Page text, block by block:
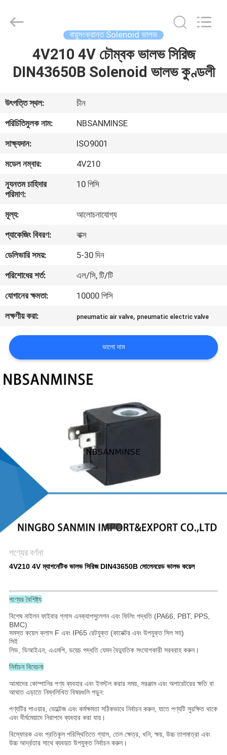
আমাদের
সম্পর্কে
কারখানা
ভ্রমণ
মান
নিয়ন্ত্রণ
যোগাযোগ
করুন
খবর
উদ্ধৃতির
জন্য
আবেদন
গোপনীয়তা
Export
বায়ুসংক্রান্ত Solenoid ভালভ
4V210 4V চৌম্বক ভালভ সিরিজ
DIN43650B Solenoid ভালভ কুণ্ডলী
উৎপত্তি স্থল:
চীন
পরিচিতিমুলক নাম:
NBSANMINSE
সাক্ষ্যদান:
ISO9001
মডেল নম্বার:
4V210
ন্যূনতম চাহিদার
পরিমাণ:
10 পিসি
মূল্য:
আলোচনাযোগ্য
প্যাকেজিং বিবরণ:
বাক্স
ডেলিভারি সময়:
5-30 দিন
পরিশোধের শর্ত:
এল/সি, টি/টি
যোগানের ক্ষমতা:
10000 পিসি
লক্ষণীয় করা:
pneumatic air valve, pneumatic electric valve
ভালো দাম
পণ্যের বর্ণনা
4V210 4V ম্যাগনেটিক ভালভ সিরিজ DIN43650B সোলেনয়েড ভালভ কয়েল
পণ্যের বৈশিষ্ট্য
বিশেষ নাইলন ফাইবার গ্লাস এনক্যাপসুলেশন এবং ফিলিং পদ্ধতি (PA66, PBT, PPS,
BMC)
সমস্ত কয়েল ক্লাস F এবং IP65 রেটযুক্ত (কানেক্টর এবং উপযুক্ত সিল সহ)
সিই
লিড, ডিআইএন, এএমপি, ডয়েচ পদ্ধতি যেমন বৈদ্যুতিক সংযোগকারী সরবরাহ করুন।
নির্বাচন বিবেচনা
আমাদের কোম্পানির পণ্য ব্যবহার এবং ইনস্টল করার সময়, সরঞ্জাম এবং অপারেটরের ক্ষতি বা
আঘাত এড়াতে নিম্নলিখিত বিষয়গুলি পড়ুন:
পণ্যটির পাওয়ার, ভোল্টেজ এবং কর্মক্ষমতা সঠিকভাবে নির্বাচন করুন, যাতে পণ্যটি সুরক্ষিত থাকে
এবং দীর্ঘমেয়াদে নিরাপদে ব্যবহার করা যায়।
বিস্ফোরক এবং প্রতিকূল পরিস্থিতিতে গ্যাস, তেল ক্ষেত্র, খনি, ক্ষয়, উচ্চ তাপমাত্রা এবং
উচ্চ আর্দ্রতার সাথে ব্যবহৃত উপযুক্ত নির্বাচন করুন।